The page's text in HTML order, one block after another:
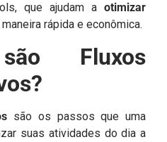
que ajudam a otimizar
rápida e econômica.
Fluxos
são os passos que uma
suas atividades do dia a